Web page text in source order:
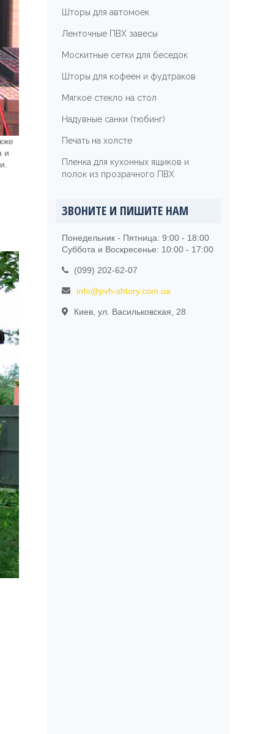
и
Шторы для автомоек
Ленточные ПВХ завесы
Москитные сетки для беседок
Шторы для кофеен и фудтраков
Мягкое стекло на стол
Надувные санки (тюбинг)
Печать на холсте
Пленка для кухонных ящиков и
полок из прозрачного ПВХ
ЗВОНИТЕ И ПИШИТЕ НАМ
Понедельник - Пятница: 9:00 - 18:00
Суббота и Воскресенье: 10:00 - 17:00
(099) 202-62-07
info@pvh-shtory.com.ua
Киев, ул. Васильковская, 28